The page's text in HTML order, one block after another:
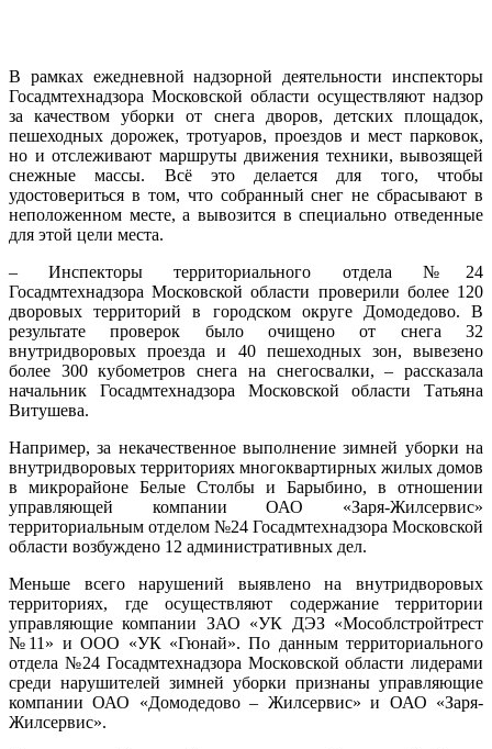
В рамках ежедневной надзорной деятельности инспекторы
Госадмтехнадзора Московской области осуществляют надзор
за качеством уборки от снега дворов, детских площадок,
пешеходных дорожек, тротуаров, проездов и мест парковок,
но и отслеживают маршруты движения техники, вывозящей
снежные массы. Всё это делается для того, чтобы
удостовериться в том, что собранный снег не сбрасывают в
неположенном месте, а вывозится в специально отведенные
для этой цели места.
– Инспекторы территориального отдела №24
Госадмтехнадзора Московской области проверили более 120
дворовых территорий в городском округе Домодедово. В
результате проверок было очищено от снега 32
внутридворовых проезда и 40 пешеходных зон, вывезено
более 300 кубометров снега на снегосвалки, – рассказала
начальник Госадмтехнадзора Московской области Татьяна
Витушева.
Например, за некачественное выполнение зимней уборки на
внутридворовых территориях многоквартирных жилых домов
в микрорайоне Белые Столбы и Барыбино, в отношении
управляющей компании ОАО «Заря-Жилсервис»
территориальным отделом №24 Госадмтехнадзора Московской
области возбуждено 12 административных дел.
Меньше всего нарушений выявлено на внутридворовых
территориях, где осуществляют содержание территории
управляющие компании ЗАО «УК ДЭЗ «Мособлстройтрест
№11» и ООО «УК «Гюнай». По данным территориального
отдела №24 Госадмтехнадзора Московской области лидерами
среди нарушителей зимней уборки признаны управляющие
компании ОАО «Домодедово – Жилсервис» и ОАО «Заря-
Жилсервис».